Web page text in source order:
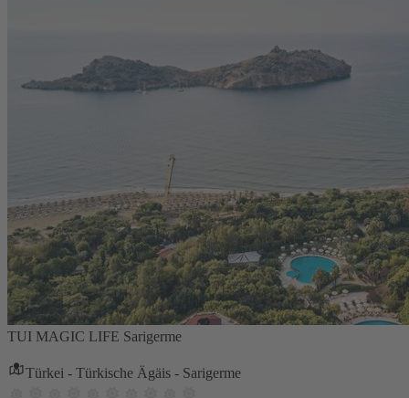
TUI MAGIC LIFE Sarigerme
Türkei - Türkische Ägäis - Sarigerme